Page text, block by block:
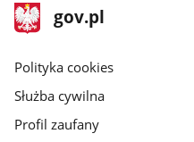
stopka
gov.pl
Strona
gov.pl
gov.pl
Polityka cookies
Służba cywilna
Profil zaufany